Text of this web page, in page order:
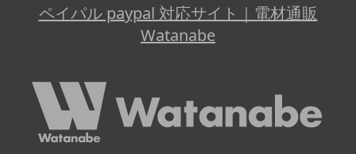
ペイパル paypal 対応サイト｜電材通販
Watanabe